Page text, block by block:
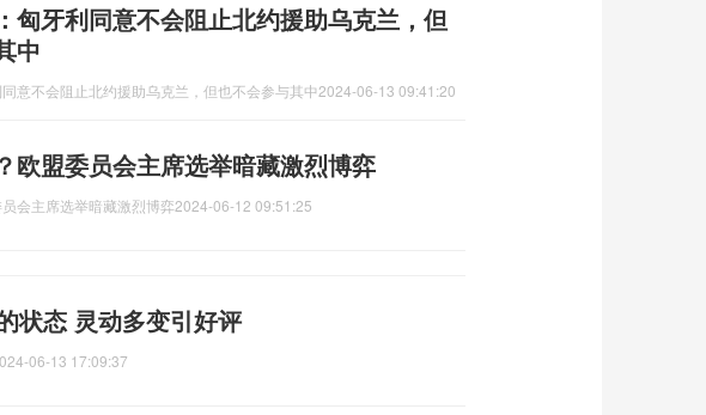
匈牙利同意不会阻止北约援助乌克兰，但
中
意不会阻止北约援助乌克兰，但也不会参与其中2024-06-13 09:41:20
欧盟委员会主席选举暗藏激烈博弈
会主席选举暗藏激烈博弈2024-06-12 09:51:25
状态 灵动多变引好评
06-13 17:09:37